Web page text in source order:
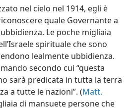
nel cielo nel 1914, egli è
quale Governante a
Le poche migliaia
spirituale che sono
lealmente ubbidienza.
secondo cui “questa
sarà predicata in tutta la terra
a tutte le nazioni”. (Matt.
di mansuete persone che